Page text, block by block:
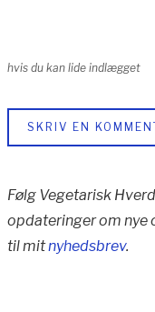
hvis du kan lide indlægget
SKRIV EN
Følg Vegetarisk
opdateringer om nye
til mitnyhedsbrev.